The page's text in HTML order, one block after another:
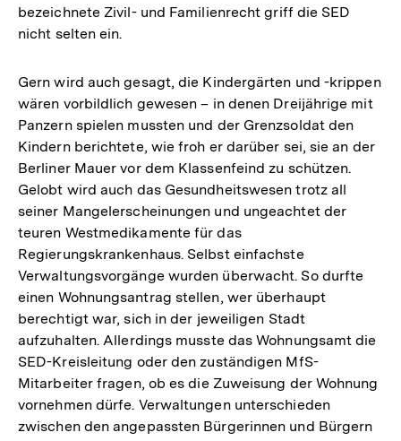
bezeichnete Zivil- und Familienrecht griff die SED
nicht selten ein.
Gern wird auch gesagt, die Kindergärten und -krippen
wären vorbildlich gewesen – in denen Dreijährige mit
Panzern spielen mussten und der Grenzsoldat den
Kindern berichtete, wie froh er darüber sei, sie an der
Berliner Mauer vor dem Klassenfeind zu schützen.
Gelobt wird auch das Gesundheitswesen trotz all
seiner Mangelerscheinungen und ungeachtet der
teuren Westmedikamente für das
Regierungskrankenhaus. Selbst einfachste
Verwaltungsvorgänge wurden überwacht. So durfte
einen Wohnungsantrag stellen, wer überhaupt
berechtigt war, sich in der jeweiligen Stadt
aufzuhalten. Allerdings musste das Wohnungsamt die
SED-Kreisleitung oder den zuständigen MfS-
Mitarbeiter fragen, ob es die Zuweisung der Wohnung
vornehmen dürfe. Verwaltungen unterschieden
zwischen den angepassten Bürgerinnen und Bürgern